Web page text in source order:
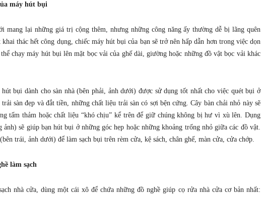
máy hút bụi
mang lại những giá trị cộng thêm, nhưng những công năng ấy thường dễ bị lãng quên
thác hết công dụng, chiếc máy hút bụi của bạn sẽ trở nên hấp dẫn hơn trong việc dọn
chạy máy hút bụi lên mặt bọc vải của ghế dài, giường hoặc những đồ vật bọc vải khác
bụi dành cho sàn nhà (bên phải, ảnh dưới) được sử dụng tốt nhất cho việc quét bụi ở
sàn đẹp và đắt tiền, những chất liệu trải sàn có sợi bện cứng. Cây bàn chải nhỏ này sẽ
tấm thảm hoặc chất liệu “khó chịu” kể trên để giữ chúng không bị hư vì xù lên. Dụng
sẽ giúp bạn hút bụi ở những góc hẹp hoặc những khoảng trống nhỏ giữa các đồ vật.
trái, ảnh dưới) để làm sạch bụi trên rèm cửa, kệ sách, chân ghế, màn cửa, cửa chớp.
làm sạch
nhà cửa, dùng một cái xô để chứa những đồ nghề giúp cọ rửa nhà cửa cơ bản nhất: